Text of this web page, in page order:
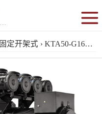
固定开架式 › KTA50-G16A型康明斯柴油发电机组参数